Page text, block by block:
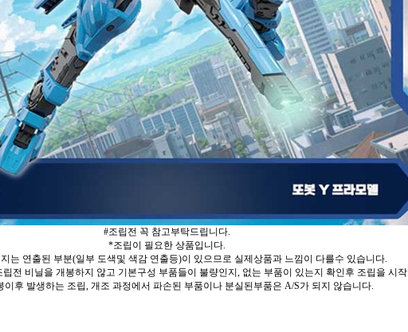
#조립전 꼭 참고부탁드립니다.
*조립이 필요한 상품입니다.
는 연출된 부분(일부 도색및 색감 연출등)이 있으므로 실제상품과 느낌이 다를수 있습니다.
전 비닐을 개봉하지 않고 기본구성 부품들이 불량인지, 없는 부품이 있는지 확인후 조립을 시
이후 발생하는 조립, 개조 과정에서 파손된 부품이나 분실된부품은 A/S가 되지 않습니다.